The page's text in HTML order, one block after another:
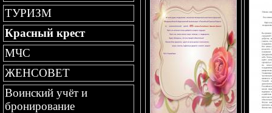
ТУРИЗМ
Красный крест
МЧС
ЖЕНСОВЕТ
Воинский учёт и
бронирование